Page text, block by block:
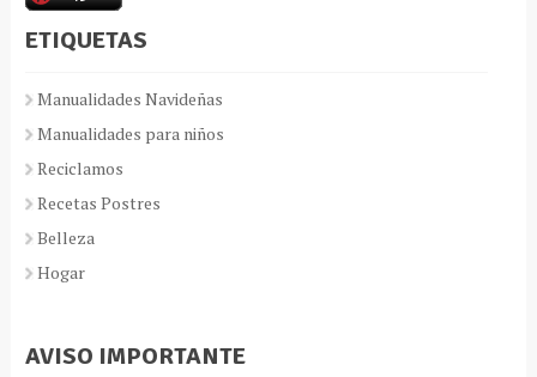
ETIQUETAS
Manualidades Navideñas
Manualidades para niños
Reciclamos
Recetas Postres
Belleza
Hogar
AVISO IMPORTANTE